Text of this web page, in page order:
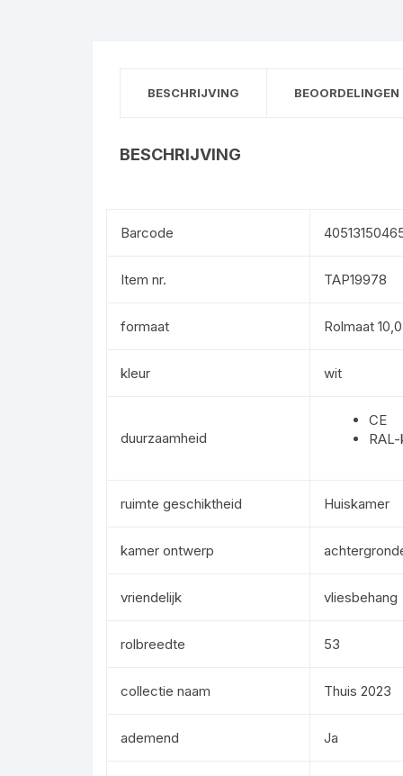
BESCHRIJVING
BESCHRIJVING
Barcode
Item nr. TAP19978
formaat Rolmaat
kleur wit
duurzaamheid
CE
ruimte geschiktheid Huiskamer
kamer ontwerp
vriendelijk vliesbehang
rolbreedte 53
collectie naam Thuis 2023
ademend Ja